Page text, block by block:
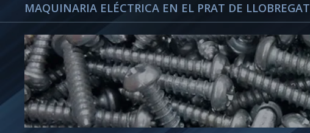
MAQUINARIA ELÉCTRICA EN EL PRAT DE LLOBREGAT